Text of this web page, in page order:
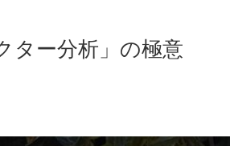
ター分析」の極意